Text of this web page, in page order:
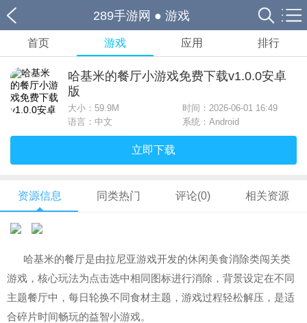
289手游网 ● 游戏
首页 游戏 应用 排行
哈基米的餐厅小游戏免费下载v1.0.0安卓
版
大小： 59.9M
时间：2026-06-01 16:49
语言：中文
系统：Android
立即下载
资源信息 同类热门 评论(0) 相关资源
哈基米的餐厅是由拉尼亚游戏开发的休闲美食消除类闯关类
游戏，核心玩法为点击选中相同图标进行消除，背景设定在不同
主题餐厅中，每日轮换不同食材主题，游戏过程轻松解压，是适
合碎片时间畅玩的益智小游戏。